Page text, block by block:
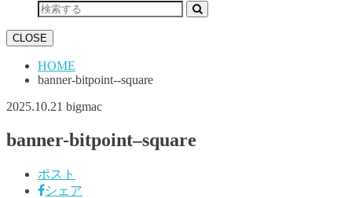
CLOSE
HOME
banner-bitpoint--square
2025.10.21 bigmac
banner-bitpoint–square
ポスト
シェア